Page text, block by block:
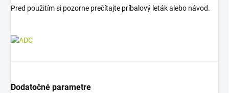
Pred použitím si pozorne prečítajte príbalový leták alebo návod.
Dodatočné parametre